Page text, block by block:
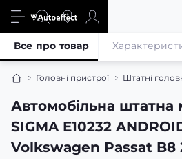
Головні пристрої Штатні
Автомобільна штатна
SIGMA E10232
Volkswagen Passat B8
Все про товар